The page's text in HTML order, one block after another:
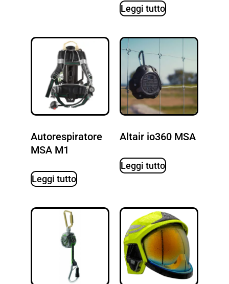
Leggi tutto
Autorespiratore
MSA M1
Leggi tutto
Altair io360 MSA
Leggi tutto